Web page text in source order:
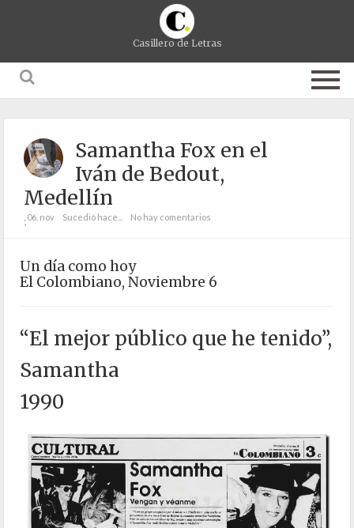
Casillero de Letras
Samantha Fox en el
Iván de Bedout,
Medellín
;06. nov Sucedió hace... No hay comentarios
Un día como hoy
El Colombiano, Noviembre 6
“El mejor público que he tenido”,
Samantha
1990